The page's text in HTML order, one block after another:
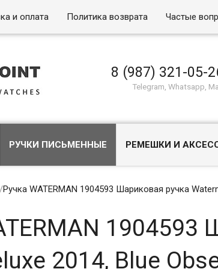
и оплата Политика возврата Частые
8 (987) 321-05-
Telegram, Whatsapp,
РУЧКИ ПИСЬМЕННЫЕ РЕМЕШКИ И
/Ручка WATERMAN 1904593 Шариковая ручка
2014, Blue